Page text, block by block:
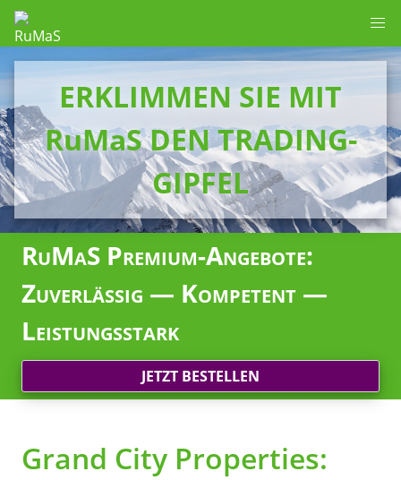
ERKLIMMEN SIE MIT
RuMaS DEN TRADING-
GIPFEL
RuMaS Premium-Angebote:
Zuverlässig — Kompetent —
Leistungsstark
JETZT BESTELLEN
Grand City Properties: